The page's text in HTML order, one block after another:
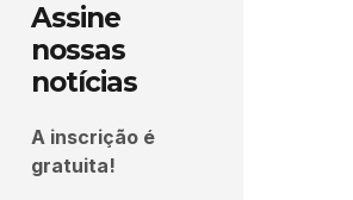
Assine
nossas
notícias
A inscrição é
gratuita!